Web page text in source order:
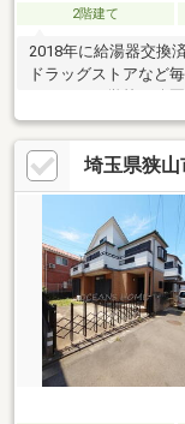
2階建て
2018年に給湯器交換
ドラッグストアなど
豊かな住環境です。■
ーンご相談ください■
は下記番号までお気
仕事帰りに即日のご
埼玉県狭